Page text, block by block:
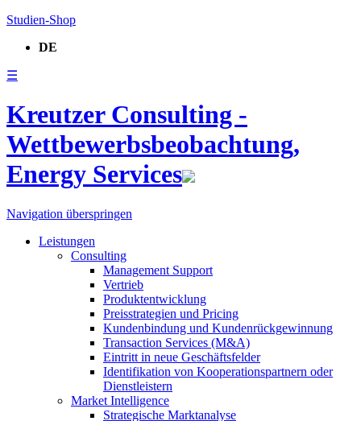
Studien-Shop
DE
☰
Kreutzer Consulting -
Wettbewerbsbeobachtung,
Energy Services
Navigation überspringen
Leistungen
Consulting
Management Support
Vertrieb
Produktentwicklung
Preisstrategien und Pricing
Kundenbindung und Kundenrückgewinnung
Transaction Services (M&A)
Eintritt in neue Geschäftsfelder
Identifikation von Kooperationspartnern oder
Dienstleistern
Market Intelligence
Strategische Marktanalyse